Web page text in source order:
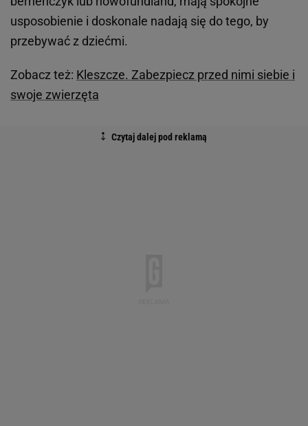
usposobienie i doskonale nadają się do tego, by
przebywać z dziećmi.
Zobacz też: Kleszcze. Zabezpiecz przed nimi siebie i
swoje zwierzęta